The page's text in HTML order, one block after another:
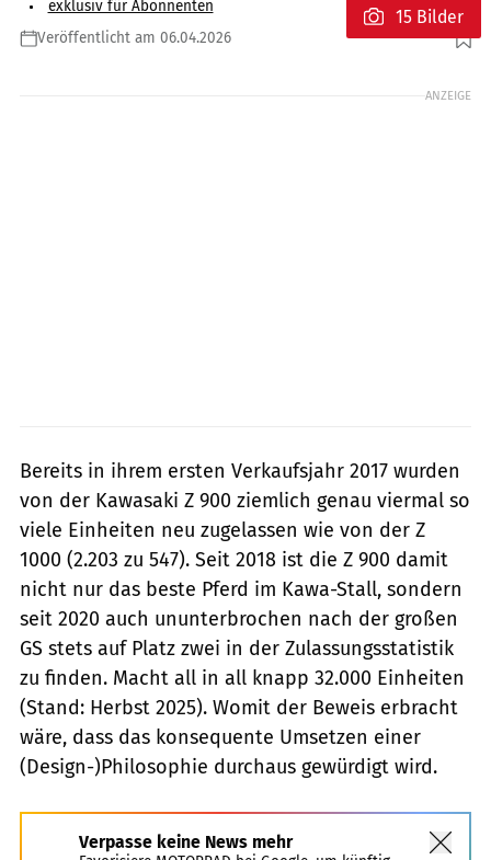
exklusiv für Abonnenten
Veröffentlicht am 06.04.2026
Foto: Jörg Künstle
15 Bilder
ANZEIGE
Bereits in ihrem ersten Verkaufsjahr 2017 wurden
von der Kawasaki Z 900 ziemlich genau viermal so
viele Einheiten neu zugelassen wie von der Z
1000 (2.203 zu 547). Seit 2018 ist die Z 900 damit
nicht nur das beste Pferd im Kawa-Stall, sondern
seit 2020 auch ununterbrochen nach der großen
GS stets auf Platz zwei in der Zulassungsstatistik
zu finden. Macht all in all knapp 32.000 Einheiten
(Stand: Herbst 2025). Womit der Beweis erbracht
wäre, dass das konsequente Umsetzen einer
(Design-)Philosophie durchaus gewürdigt wird.
Verpasse keine News mehr